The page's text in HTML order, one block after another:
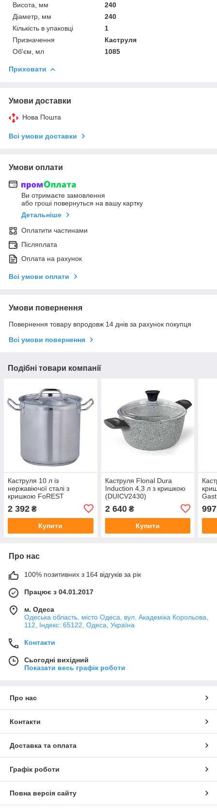
Висота, мм
240
Діаметр, мм
240
Кількість в упаковці
1
Призначення
Каструля
Об'єм, мл
1085
Приховати
Умови доставки
Нова Пошта
Всі умови доставки
Умови оплати
Ви отримаєте замовлення
або гроші повернуться на вашу картку
Детальніше
Оплатити частинами
Післяплата
Оплата на рахунок
Всі умови оплати
Умови повернення
Повернення товару впродовж 14 днів за рахунок покупця
Всі умови повернення
Подібні товари компанії
Каструля 10 л із
нержавіючої сталі з
кришкою FoREST
2 392 ₴
Купити
Каструля Flonal Dura
Induction 4,3 л з кришкою
(DUICV2430)
2 640₴
Купити
997
Про нас
100% позитивних з 164 відгуків за рік
Працює з 04.01.2017
м. Одеса
Одеська область, місто Одеса, вул. Академіка Корольова,
112, Індекс: 65122, Одеса, Україна
Контакти
Сьогодні вихідний
Показати весь графік роботи
Про нас
Контакти
Доставка та оплата
Графік роботи
Повна версія сайту